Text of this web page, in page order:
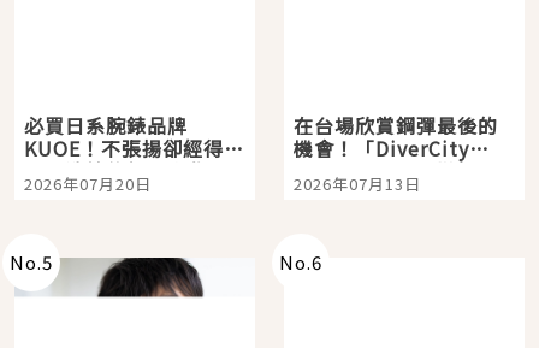
必買日系腕錶品牌
KUOE！不張揚卻經得起
時間洗鍊的經典之作五
選
2026年07月20日
在台場欣賞鋼彈最後的
機會！「DiverCity
Tokyo Plaza」搭船、
購物、美食及夜景，一
2026年07月13日
No.5 No.6